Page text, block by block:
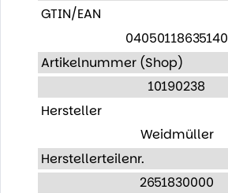
GTIN/EAN
04050118635140
Artikelnummer (Shop)
10190238
Hersteller
Weidmüller
Herstellerteilenr.
2651830000